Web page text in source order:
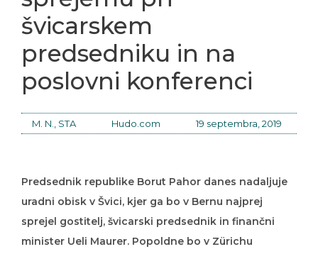
švicarskem
predsedniku in na
poslovni konferenci
M. N., STA Hudo.com 19 septembra, 2019
Predsednik republike Borut Pahor danes nadaljuje
uradni obisk v Švici, kjer ga bo v Bernu najprej
sprejel gostitelj, švicarski predsednik in finančni
minister Ueli Maurer. Popoldne bo v Zürichu